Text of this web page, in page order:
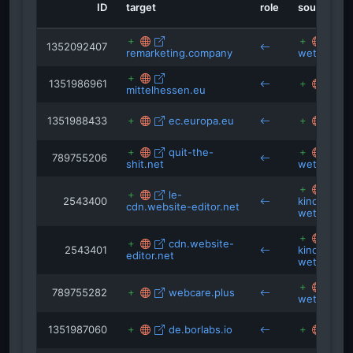
nginx.com
wordpress.org
gmpg.org
ID target role source
1352092407 remarketing.company
wetzlar.de
1351986961 mittelhessen.eu
1351988433 ec.europa.eu
789755206
quit-the-
shit.net
wetzlar.de
2543400
le-
cdn.website-editor.net
wetzlar.de
2543401
cdn.website-
editor.net
wetzlar.de
789755282 webcare.plus
wetzlar.de
1351987060 de.borlabs.io